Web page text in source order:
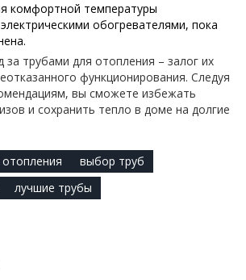
комфортной температуры
обогревателями, пока
за трубами для отопления – залог их
функционирования. Следуя
вы сможете избежать
и сохранить тепло в доме на долгие
выбор труб
лучшие трубы